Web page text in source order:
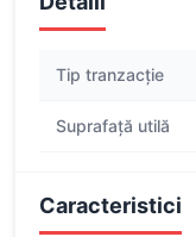
Tip tranzacție
Suprafață utilă
Caracteristici